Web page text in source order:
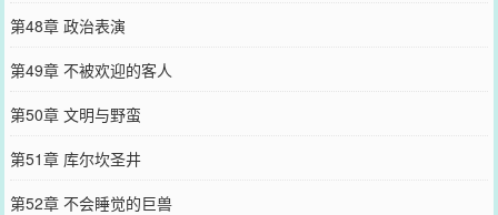
第48章 政治表演
第49章 不被欢迎的客人
第50章 文明与野蛮
第51章 库尔坎圣井
第52章 不会睡觉的巨兽